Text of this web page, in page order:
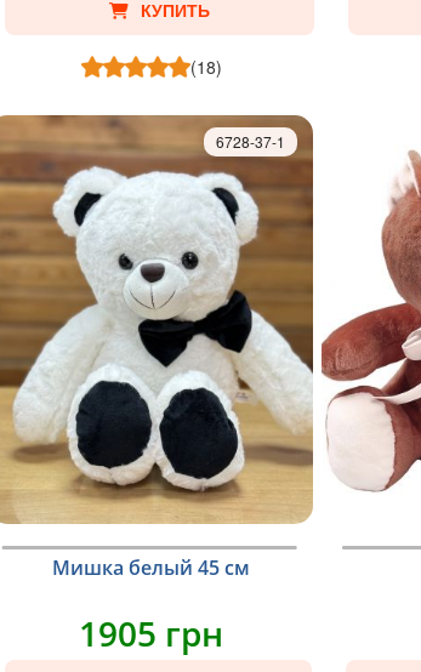
КУПИТЬ
(18)
Мишка белый 45 см
6728-37-1
1905 грн